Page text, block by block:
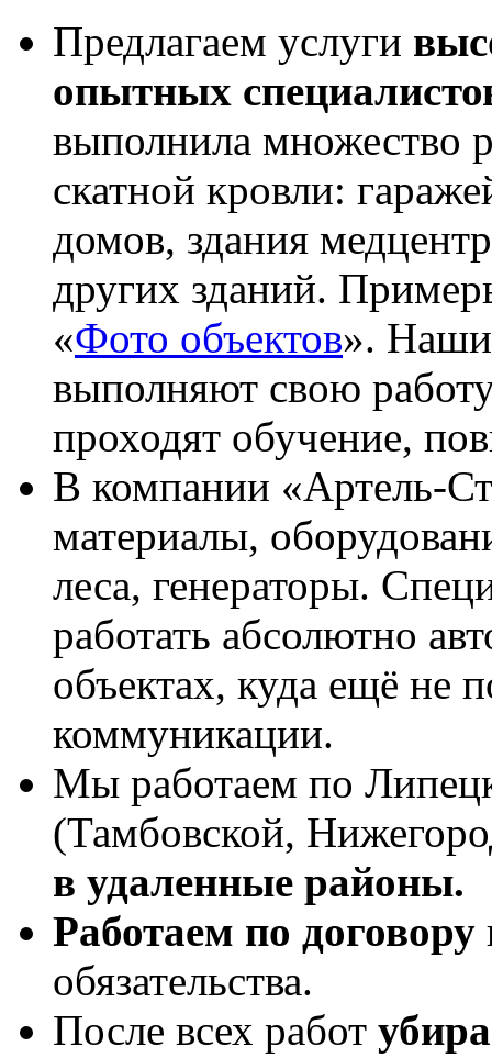
Предлагаем услуги
опытных
выполнила множество
скатной кровли:
домов, здания
других зданий.
«Фото объектов». Наши
выполняют свою
проходят обучение,
В компании «Артель-
материалы,
леса, генераторы.
работать абсолютно
объектах, куда ещё не
коммуникации.
Мы работаем по
(Тамбовской,
в удаленные районы.
Работаем по договору
обязательства.
После всех работ